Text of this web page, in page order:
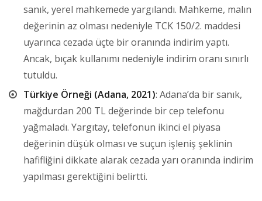
sanık, yerel mahkemede yargılandı. Mahkeme, malın
değerinin az olması nedeniyle TCK 150/2. maddesi
uyarınca cezada üçte bir oranında indirim yaptı.
Ancak, bıçak kullanımı nedeniyle indirim oranı sınırlı
tutuldu.
Türkiye Örneği (Adana, 2021): Adana’da bir sanık,
mağdurdan 200 TL değerinde bir cep telefonu
yağmaladı. Yargıtay, telefonun ikinci el piyasa
değerinin düşük olması ve suçun işleniş şeklinin
hafifliğini dikkate alarak cezada yarı oranında indirim
yapılması gerektiğini belirtti.